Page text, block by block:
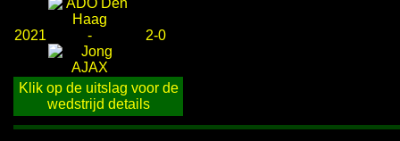
2021 - 2-0
Klik op de uitslag voor de
wedstrijd details